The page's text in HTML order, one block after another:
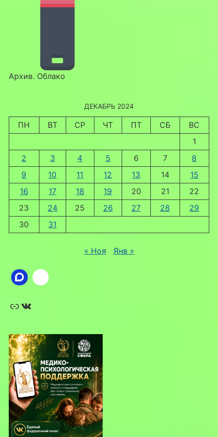
Архив. Облако
ДЕКАБРЬ 2024
ПН ВТ СР ЧТ ПТ СБ
ВС
1
2
3 4 5 6 7
8
9
10 11 12 13 14
15
16
17 18 19 20 21
22
23
24 25 26 27 28
29
30
31
« Ноя Янв »
Ссылка